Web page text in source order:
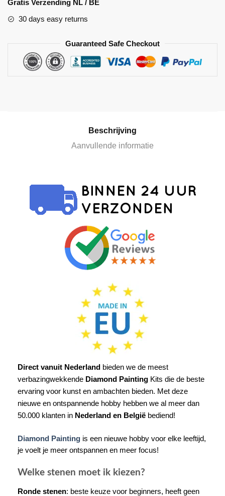
e
Gratis Verzending NL / BE
30 days easy returns
Guaranteed Safe Checkout
Beschrijving
Aanvullende informatie
Direct vanuit Nederland bieden we de meest
verbazingwekkende Diamond Painting Kits die de beste
ervaring voor kunst en ambachten bieden. Met deze
nieuwe en ontspannende hobby hebben we al meer dan
50.000 klanten in Nederland en België bediend!
Diamond Painting is een nieuwe hobby voor elke leeftijd,
je voelt je meer ontspannen en meer focus!
Welke stenen moet ik kiezen?
Ronde stenen: beste keuze voor beginners, heeft geen